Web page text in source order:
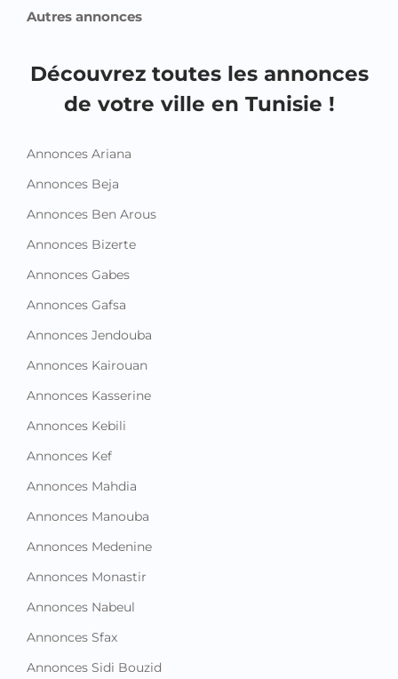
Autres annonces
Découvrez toutes les annonces
de votre ville en Tunisie !
Annonces Ariana
Annonces Beja
Annonces Ben Arous
Annonces Bizerte
Annonces Gabes
Annonces Gafsa
Annonces Jendouba
Annonces Kairouan
Annonces Kasserine
Annonces Kebili
Annonces Kef
Annonces Mahdia
Annonces Manouba
Annonces Medenine
Annonces Monastir
Annonces Nabeul
Annonces Sfax
Annonces Sidi Bouzid